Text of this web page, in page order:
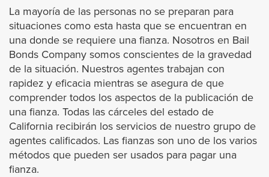
Covina
Commerce
Compton
Cudahy
Culver City
La mayoría de las personas no se preparan para
situaciones como esta hasta que se encuentran en
una donde se requiere una fianza. Nosotros en Bail
Bonds Company somos conscientes de la gravedad
de la situación. Nuestros agentes trabajan con
rapidez y eficacia mientras se asegura de que
comprender todos los aspectos de la publicación de
una fianza. Todas las cárceles del estado de
California recibirán los servicios de nuestro grupo de
agentes calificados. Las fianzas son uno de los varios
métodos que pueden ser usados para pagar una
fianza.